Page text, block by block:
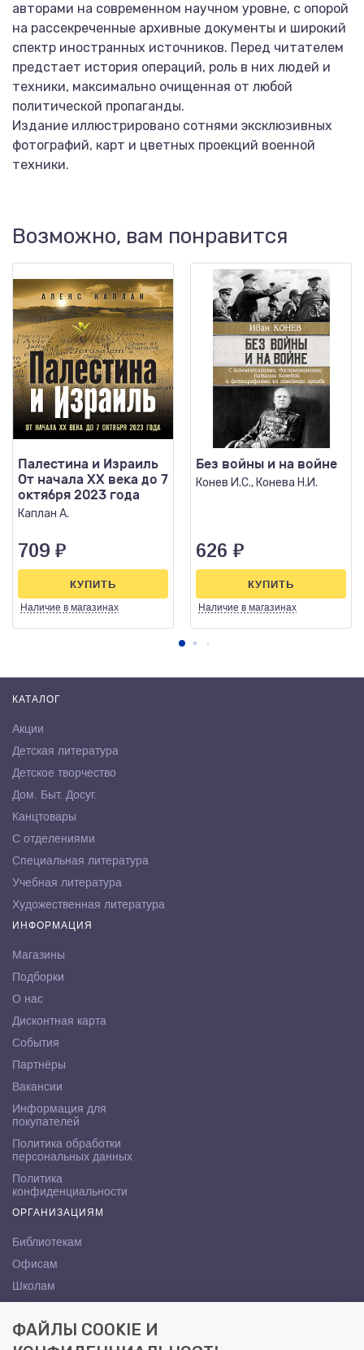
авторами на современном научном уровне, с опорой
на рассекреченные архивные документы и широкий
спектр иностранных источников. Перед читателем
предстает история операций, роль в них людей и
техники, максимально очищенная от любой
политической пропаганды.
Издание иллюстрировано сотнями эксклюзивных
фотографий, карт и цветных проекций военной
техники.
Возможно, вам понравится
Палестина и Израиль
От начала XX века до 7
октября 2023 года
Каплан А.
709 ₽
Наличие в магазинах
КУПИТЬ
Без войны и на войне
Конев И.С., Конева Н.И.
626 ₽
Наличие в магазинах
КУПИТЬ
КАТАЛОГ
Акции
Детская литература
Детское творчество
Дом. Быт. Досуг.
Канцтовары
С отделениями
Специальная литература
Учебная литература
Художественная литература
ИНФОРМАЦИЯ
Магазины
Подборки
О нас
Дисконтная карта
События
Партнёры
Вакансии
Информация для
покупателей
Политика обработки
персональных данных
Политика
конфиденциальности
ОРГАНИЗАЦИЯМ
Библиотекам
Офисам
Школам
КОНТАКТЫ
ФАЙЛЫ COOKIE И